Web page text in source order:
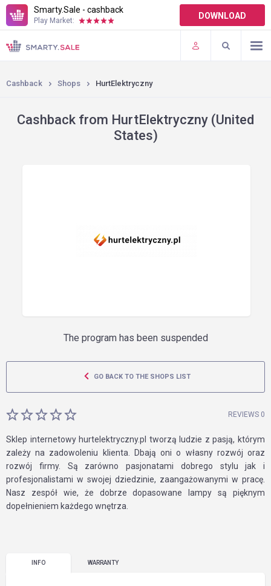
Smarty.Sale - cashback
Play Market: DOWNLOAD
TERMS OF USE
PLUGINS
Cashback Shops HurtElektryczny
Cashback from HurtElektryczny (United
States)
The program has been suspended
GO BACK TO THE SHOPS LIST
REVIEWS 0
Sklep internetowy hurtelektryczny.pl tworzą ludzie z pasją, którym
zależy na zadowoleniu klienta. Dbają oni o własny rozwój oraz
rozwój firmy. Są zarówno pasjonatami dobrego stylu jak i
profesjonalistami w swojej dziedzinie, zaangażowanymi w pracę.
Nasz zespół wie, że dobrze dopasowane lampy są pięknym
dopełnieniem każdego wnętrza.
INFO WARRANTY